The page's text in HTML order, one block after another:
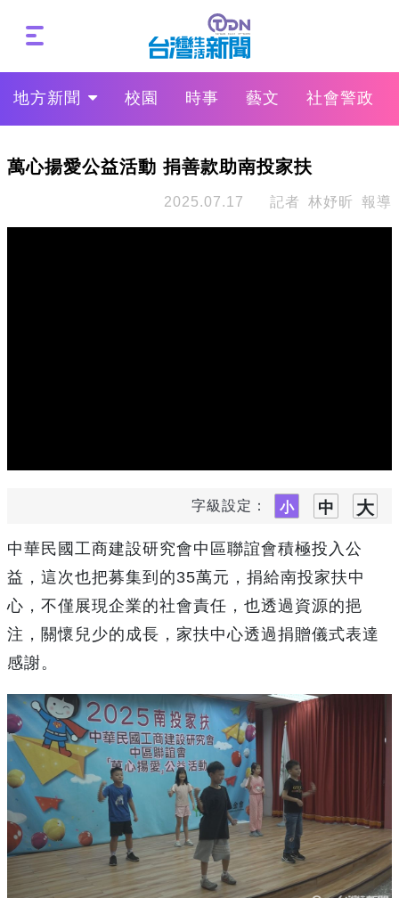
地方新聞 校園 時事 藝文 社會警政
萬心揚愛公益活動 捐善款助南投家扶
2025.07.17 記者 林妤昕 報導
字級設定：
中華民國工商建設研究會中區聯誼會積極投入公
益，這次也把募集到的35萬元，捐給南投家扶中
心，不僅展現企業的社會責任，也透過資源的挹
注，關懷兒少的成長，家扶中心透過捐贈儀式表達
感謝。